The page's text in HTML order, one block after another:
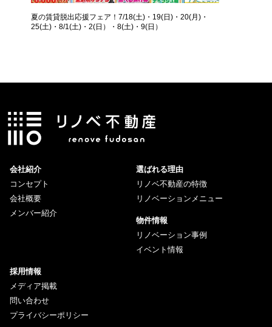
夏の賃貸脱出応援フェア！7/18(土)・19(日)・20(月)・
25(土)・8/1(土)・2(日）・8(土)・9(日）
会社紹介
コンセプト
会社概要
メンバー紹介
選ばれる理由
リノベ不動産の特徴
リノベーションメニュー
物件情報
リノベーション事例
イベント情報
採用情報
メディア掲載
問い合わせ
プライバシーポリシー